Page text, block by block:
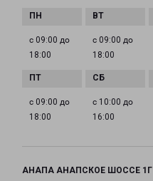
с 09:00 до
18:00
с 09:00 до
18:00
с 09:00 до
18:00
с 10:00 до
16:00
АНАПА АНАПСКОЕ ШОССЕ 1Г